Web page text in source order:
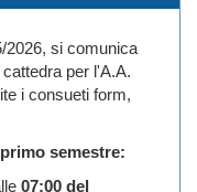
2026, si comunica
per l'A.A.
i consueti form,
semestre:
07:00 del